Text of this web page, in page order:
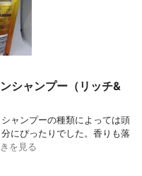
シャンプー（リッチ&
ャンプーの種類によっては頭
にぴったりでした。香りも落
を見る